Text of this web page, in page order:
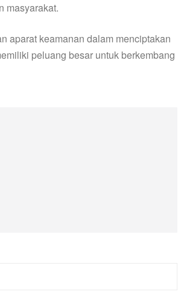
masyarakat.
aparat keamanan dalam menciptakan
peluang besar untuk berkembang